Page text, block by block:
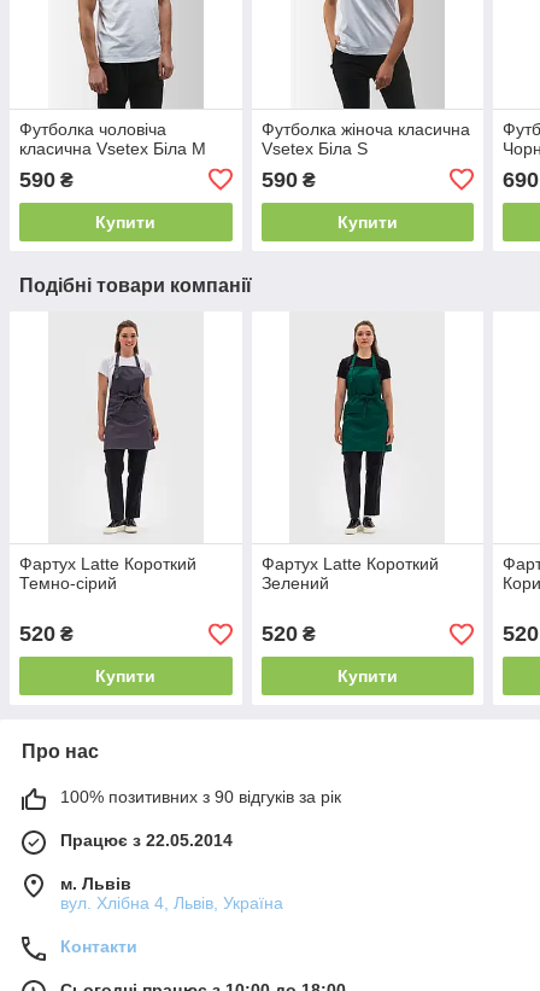
Футболка чоловіча
класична Vsetex Біла M
590 ₴
Купити
Футболка жіноча класична
Vsetex Біла S
590₴
Купити
690
Подібні товари компанії
Фартух Latte Короткий
Темно-cірий
520 ₴
Купити
Фартух Latte Короткий
Зелений
520₴
Купити
520
Про нас
100% позитивних з 90 відгуків за рік
Працює з 22.05.2014
м. Львів
вул. Хлібна 4, Львів, Україна
Контакти